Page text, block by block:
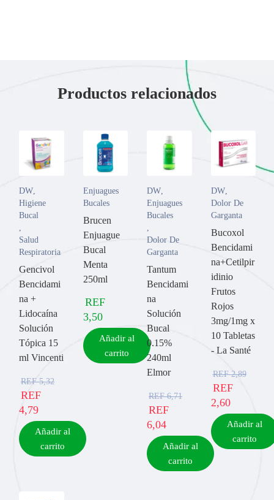
Productos relacionados
DW
Higiene
Bucal
Salud
Respiratoria
Gencivol
Bencidami
na +
Lidocaína
Solución
Tópica 15
ml Vincenti
REF5,32
REF
4,79
Añadir al
carrito
Enjuagues
Bucales
Brucen
Enjuague
Bucal
Menta
250ml
REF
3,50
Añadir al
carrito
DW
Enjuagues
Bucales
Dolor De
Garganta
Tantum
Bencidami
na
Solución
Bucal
0.15%
240ml
Elmor
REF6,71
REF
6,04
Añadir al
carrito
DW,
Dolor De
Garganta
Bucoxol
Bencidami
na+Cetilpir
idinio
Frutos
Rojos
3mg/1mg x
10 Tabletas
- La Santé
REF2,89
REF
2,60
Añadir al
carrito